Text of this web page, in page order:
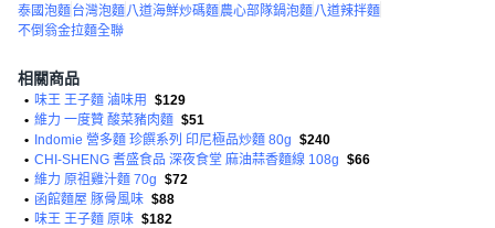
泰國泡麵台灣泡麵八道海鮮炒碼麵農心部隊鍋泡麵八道辣拌麵
不倒翁金拉麵全聯
相關商品
• 味王 王子麵 滷味用
$129
• 維力 一度贊 酸菜豬肉麵 $51
• Indomie 營多麵 珍饌系列 印尼極品炒麵 80g $240
• CHI-SHENG 耆盛食品 深夜食堂 麻油蒜香麵線 108g $66
• 維力 原祖雞汁麵 70g $72
• 函館麵屋 豚骨風味 $88
• 味王 王子麵 原味 $182